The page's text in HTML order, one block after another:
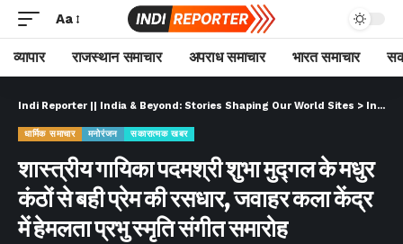
Aa
व्यापार राजस्थान समाचार अपराध समाचार भारत समाचार
Indi Reporter || India & Beyond: Stories Shaping Our World Sites > Indi Reporter (Hindi)
धार्मिक समाचार मनोरंजन सकारात्मक खबर
शास्त्रीय गायिका पदमश्री शुभा मुद्गल के मधुर
कंठों से बही प्रेम की रसधार, जवाहर कला केंद्र
में हेमलता प्रभु स्मृति संगीत समारोह